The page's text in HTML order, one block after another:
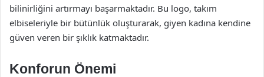
bilinirliğini artırmayı başarmaktadır. Bu logo, takım
elbiseleriyle bir bütünlük oluşturarak, giyen kadına kendine
güven veren bir şıklık katmaktadır.
Konforun Önemi